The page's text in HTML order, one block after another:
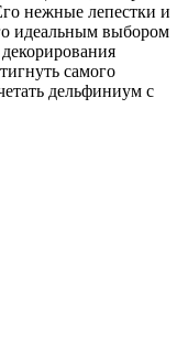
нежные лепестки и
идеальным выбором
самого
дельфиниум с